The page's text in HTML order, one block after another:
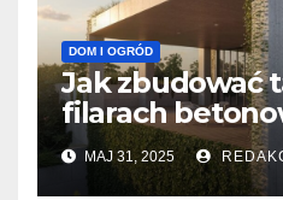
DOM I OGRÓD
Jak zbudować
filarach
MAJ 31, 2025